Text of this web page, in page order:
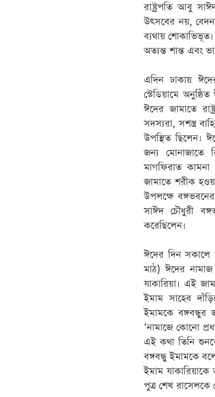
রাষ্ট্রপতি আবু
উৎসবের নয়,
ব্যথায় শোকাভিভূত।
অত্যন্ত শান্ত এবং
এদিন ঢাকায়
স্টেডিয়ামে অনুষ্ঠিত
ঈদের জামাতে
সদস্যরা,সশস্ত্র
উপস্থিত ছিলেন।
জন্য মোনাজাতে
মাগফিরাত কামনা
জামাতে শরীক
উপলক্ষে বঙ্গভবনের
সাঈদ চৌধুরী
করেছিলেন।
ঈদের দিন সকালে
মাঠ)ঈদের নামাজ
যাকারিয়া। এই
ইমাম সাহেব
ইমামকে বঙ্গবন্ধুর
‘নামাজে কোনো
এই কথা তিনি
বঙ্গবন্ধু ইমামকে
ইমাম যাকারিয়াকে
পুত্র শেখ রাসেলকে